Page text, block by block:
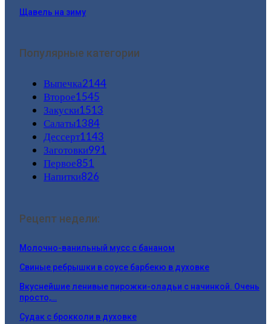
Щавель на зиму
Популярные категории
Выпечка2144
Второе1545
Закуски1513
Салаты1384
Дессерт1143
Заготовки991
Первое851
Напитки826
Рецепт недели:
Молочно-ванильный мусс с бананом
Свиные ребрышки в соусе барбекю в духовке
Вкуснейшие ленивые пирожки-оладьи с начинкой. Очень
просто,…
Судак с брокколи в духовке